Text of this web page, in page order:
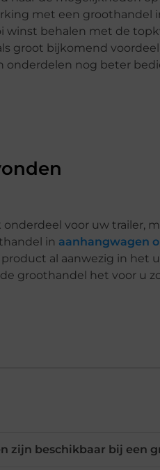
met een groothandel
winst behalen met de
groot bijkomend
onderdelen nog beter
voor uw trailer,
in aanhangwagen
al aanwezig in het
groothandel het voor u
zijn beschikbaar bij een